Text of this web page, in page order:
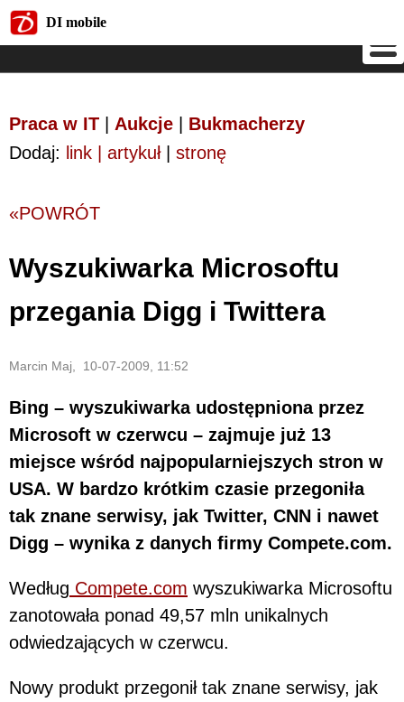
DI mobile
Praca w IT Aukcje
Bukmacherzy
Dodaj: link | artykuł| stronę
«POWRÓT
Wyszukiwarka Microsoftu
przegania Digg i Twittera
Marcin Maj, 10-07-2009, 11:52
Bing – wyszukiwarka udostępniona przez
Microsoft w czerwcu – zajmuje już 13
miejsce wśród najpopularniejszych stron w
USA. W bardzo krótkim czasie przegoniła
tak znane serwisy, jak Twitter, CNN i nawet
Digg – wynika z danych firmy Compete.com.
Według Compete.com wyszukiwarka Microsoftu
zanotowała ponad 49,57 mln unikalnych
odwiedzających w czerwcu.
Nowy produkt przegonił tak znane serwisy, jak
DI mobile